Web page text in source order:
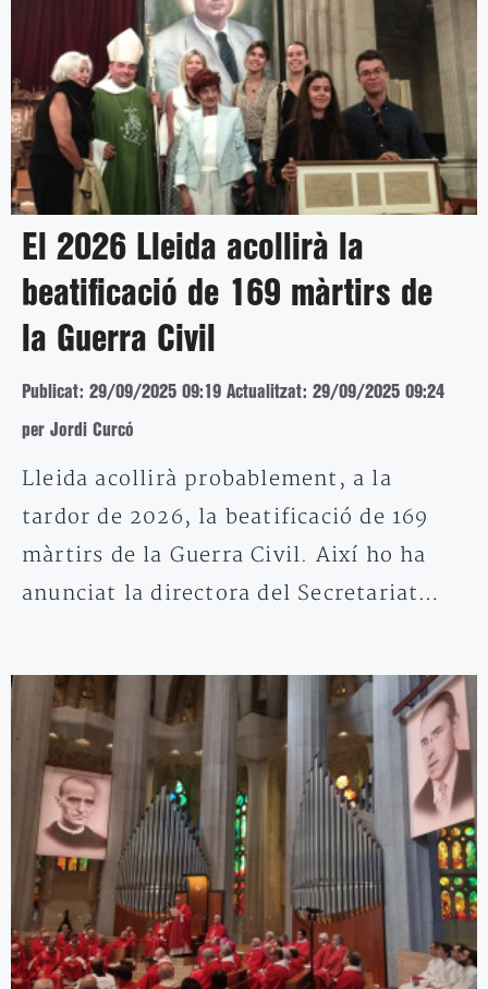
El 2026 Lleida acollirà la
beatificació de 169 màrtirs de
la Guerra Civil
Publicat: 29/09/2025 09:19 Actualitzat: 29/09/2025 09:24
per Jordi Curcó
Lleida acollirà probablement, a la
tardor de 2026, la beatificació de 169
màrtirs de la Guerra Civil. Així ho ha
anunciat la directora del Secretariat…